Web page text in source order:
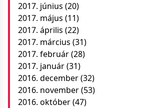
2017. június (20)
2017. május (11)
2017. április (22)
2017. március (31)
2017. február(28)
2017. január(31)
2016. december(32)
2016. november(53)
2016. október(47)